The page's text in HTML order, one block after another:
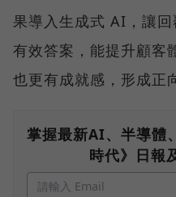
果導入生成式 AI，讓
有效答案，能提升顧客
也更有成就感，形成正
掌握最新AI、半導體
時代》日報